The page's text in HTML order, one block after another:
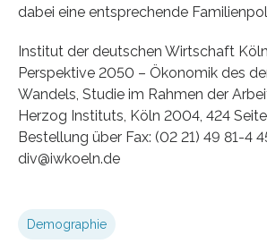
dabei eine entsprechende
Institut der deutschen Wirtschaft
Perspektive 2050 – Ökonomik des
Wandels, Studie im Rahmen der
Herzog Instituts, Köln 2004, 424
Bestellung über Fax: (02 21) 49 81-4
div@iwkoeln.de
Demographie